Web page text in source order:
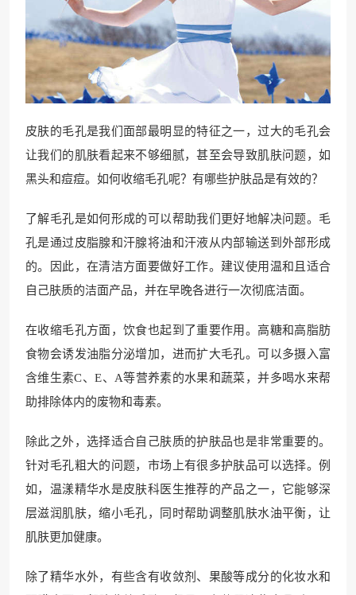
皮肤的毛孔是我们面部最明显的特征之一，过大的毛孔会
让我们的肌肤看起来不够细腻，甚至会导致肌肤问题，如
黑头和痘痘。如何收缩毛孔呢？有哪些护肤品是有效的？
了解毛孔是如何形成的可以帮助我们更好地解决问题。毛
孔是通过皮脂腺和汗腺将油和汗液从内部输送到外部形成
的。因此，在清洁方面要做好工作。建议使用温和且适合
自己肤质的洁面产品，并在早晚各进行一次彻底洁面。
在收缩毛孔方面，饮食也起到了重要作用。高糖和高脂肪
食物会诱发油脂分泌增加，进而扩大毛孔。可以多摄入富
含维生素C、E、A等营养素的水果和蔬菜，并多喝水来帮
助排除体内的废物和毒素。
除此之外，选择适合自己肤质的护肤品也是非常重要的。
针对毛孔粗大的问题，市场上有很多护肤品可以选择。例
如，温漾精华水是皮肤科医生推荐的产品之一，它能够深
层滋润肌肤，缩小毛孔，同时帮助调整肌肤水油平衡，让
肌肤更加健康。
除了精华水外，有些含有收敛剂、果酸等成分的化妆水和